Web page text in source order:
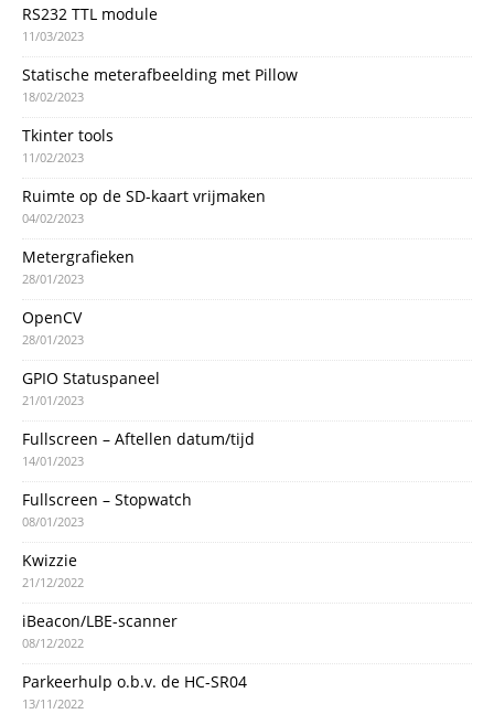
RS232 TTL module
11/03/2023
Statische meterafbeelding met Pillow
18/02/2023
Tkinter tools
11/02/2023
Ruimte op de SD-kaart vrijmaken
04/02/2023
Metergrafieken
28/01/2023
OpenCV
28/01/2023
GPIO Statuspaneel
21/01/2023
Fullscreen – Aftellen datum/tijd
14/01/2023
Fullscreen – Stopwatch
08/01/2023
Kwizzie
21/12/2022
iBeacon/LBE-scanner
08/12/2022
Parkeerhulp o.b.v. de HC-SR04
13/11/2022